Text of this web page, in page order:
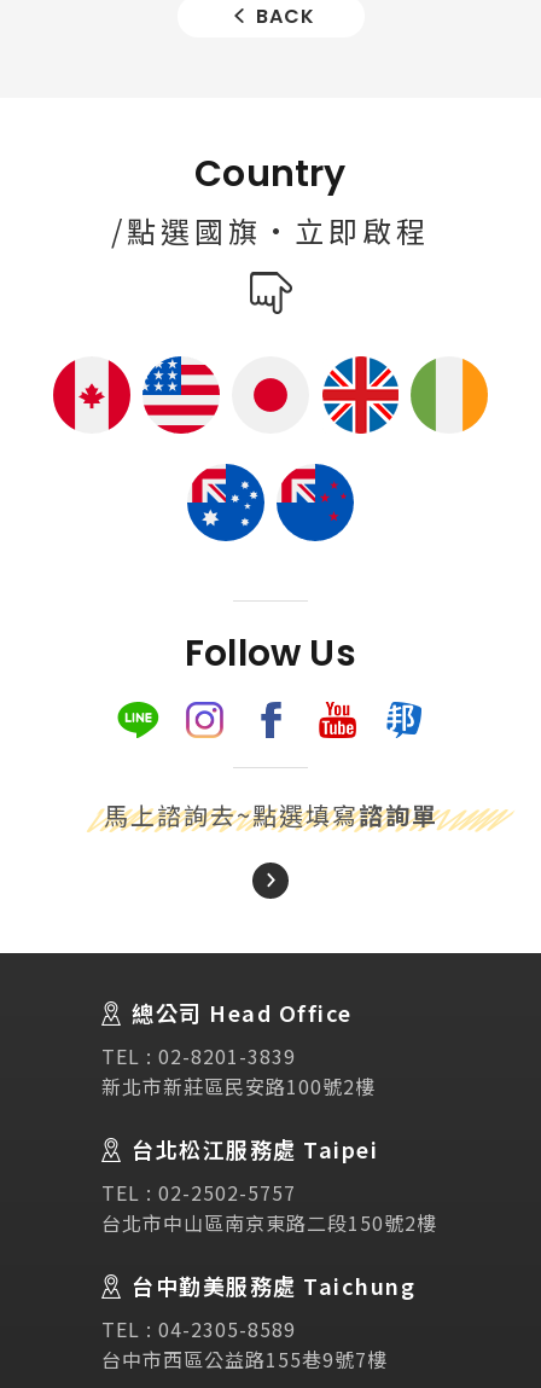
諮詢表單
講座活動
Testimonial
Links 相關連結
使用條款 免責聲明 隱私權保護政策
BACK
Country
/點選國旗·立即啟程
Follow Us
馬上諮詢去~點選填寫諮詢單
總公司 Head Office
TEL : 02-8201-3839
新北市新莊區民安路100號2樓
台北松江服務處 Taipei
TEL : 02-2502-5757
台北市中山區南京東路二段150號2樓
台中勤美服務處 Taichung
TEL : 04-2305-8589
台中市西區公益路155巷9號7樓